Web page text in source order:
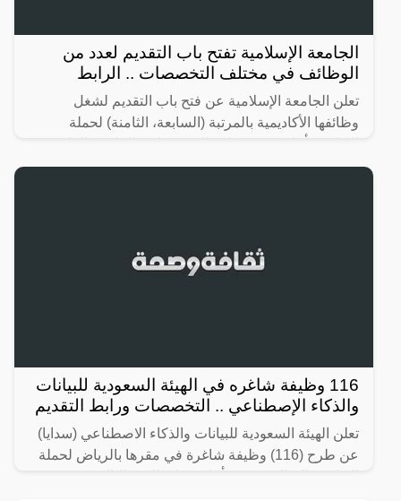
الجامعة الإسلامية تفتح باب التقديم لعدد من
الوظائف في مختلف التخصصات .. الرابط
تعلن الجامعة الإسلامية عن فتح باب التقديم لشغل
وظائفها الأكاديمية بالمرتبة (السابعة، الثامنة) لحملة
116 وظيفة شاغره في الهيئة السعودية للبيانات
والذكاء الإصطناعي .. التخصصات ورابط التقديم
تعلن الهيئة السعودية للبيانات والذكاء الاصطناعي (سدايا)
عن طرح (116) وظيفة شاغرة في مقرها بالرياض لحملة